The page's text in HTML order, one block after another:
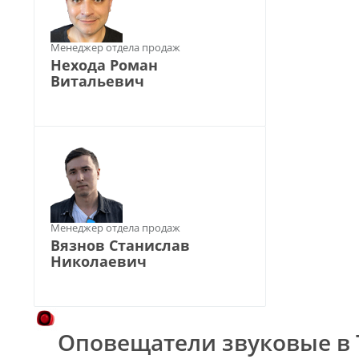
Менеджер отдела продаж
Нехода Роман
Витальевич
Менеджер отдела продаж
Вязнов Станислав
Николаевич
Оповещатели звуковые в